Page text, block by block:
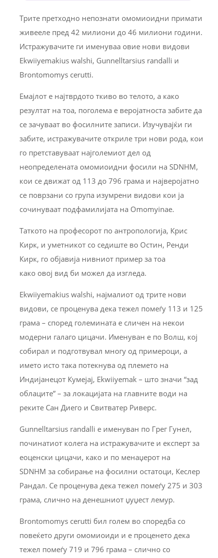
Трите претходно непознати омомиоидни примати
живееле пред 42 милиони до 46 милиони години.
Истражувачите ги именуваа овие нови видови
Ekwiiyemakius walshi, Gunnelltarsius randalli и
Brontomomys cerutti.
Емајлот е најтврдото ткиво во телото, a како
резултат на тоа, поголема е веројатноста забите да
се зачуваат во фосилните записи. Изучувајќи ги
забите, истражувачите откриле три нови рода, кои
го претставуваат најголемиот дел од
неопределената омомиоидни фосили на SDNHM,
кои се движат од 113 до 796 грама и најверојатно
се поврзани со група изумрени видови кои ја
сочинуваат подфамилијата на Omomyinae.
Таткото на професорот по антропологија, Крис
Кирк, и уметникот со седиште во Остин, Ренди
Кирк, го објавија нивниот пример за тоа
како овој вид би можел да изгледа.
Ekwiiyemakius walshi, најмалиот од трите нови
видови, се проценува дека тежел помеѓу 113 и 125
грама – според големината е сличен на некои
модерни галаго цицачи. Именуван е по Волш, кој
собирал и подготвувал многу од примероци, а
името исто така потекнува од племето на
Индијанецот Кумејај, Ekwiiyemak – што значи “зад
облаците” – за локацијата на главните води на
реките Сан Диего и Свитватер Риверс.
Gunnelltarsius randalli е именуван по Грег Гунел,
починатиот колега на истражувачите и експерт за
еоценски цицачи, како и по менаџерот на
SDNHM за собирање на фосилни остатоци, Кеслер
Рандал. Се проценува дека тежел помеѓу 275 и 303
грама, слично на денешниот џуџест лемур.
Brontomomys cerutti бил голем во споредба со
повеќето други омомиоиди и е проценето дека
тежел помеѓу 719 и 796 грама – слично со